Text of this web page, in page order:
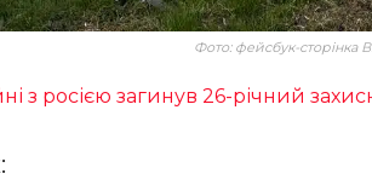
Фото: фейсбук-сторінка
з росією загинув 26-річний